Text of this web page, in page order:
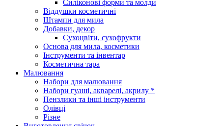
Силіконові форми та молди
Віддушки косметичні
Штампи для мила
Добавки, декор
Сухоцвіти, сухофрукти
Основа для мила, косметики
Інструменти та інвентар
Косметична тара
Малювання
Набори для малювання
Набори гуаші, акварелі, акрилу *
Пензлики та інші інструменти
Олівці
Різне